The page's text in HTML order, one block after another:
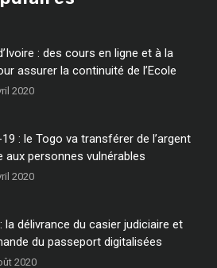
: des cours en ligne et à la
assurer la continuité de l’Ecole
2020
: le Togo va transférer de l’argent
aux personnes vulnérables
2020
la délivrance du casier judiciaire et
du passeport digitalisées
2020